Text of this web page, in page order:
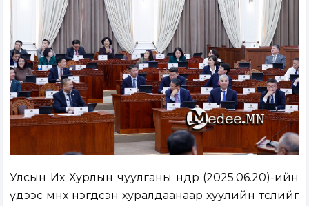
Улсын Их Хурлын чуулганы өнөөдөр (2025.06.20)-ийн
үдээс өмнөх нэгдсэн хуралдаанаар хуулийн төслийг